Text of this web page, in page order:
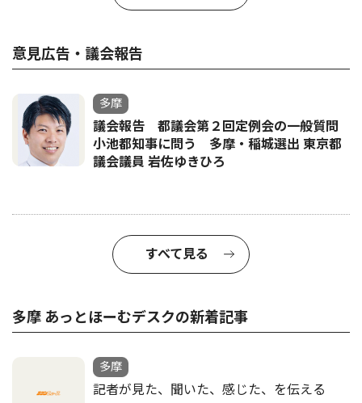
意見広告・議会報告
多摩
議会報告 都議会第２回定例会の一般質問
小池都知事に問う 多摩・稲城選出 東京都
議会議員 岩佐ゆきひろ
すべて見る
多摩 あっとほーむデスクの新着記事
多摩
記者が見た、聞いた、感じた、を伝える